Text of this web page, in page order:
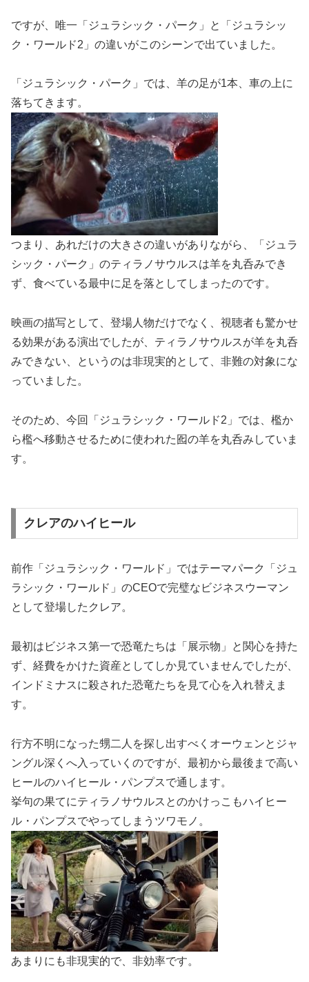
ですが、唯一「ジュラシック・パーク」と「ジュラシッ
ク・ワールド2」の違いがこのシーンで出ていました。
「ジュラシック・パーク」では、羊の足が1本、車の上に
落ちてきます。
つまり、あれだけの大きさの違いがありながら、「ジュラ
シック・パーク」のティラノサウルスは羊を丸呑みでき
ず、食べている最中に足を落としてしまったのです。
映画の描写として、登場人物だけでなく、視聴者も驚かせ
る効果がある演出でしたが、ティラノサウルスが羊を丸呑
みできない、というのは非現実的として、非難の対象にな
っていました。
そのため、今回「ジュラシック・ワールド2」では、檻か
ら檻へ移動させるために使われた囮の羊を丸呑みしていま
す。
クレアのハイヒール
前作「ジュラシック・ワールド」ではテーマパーク「ジュ
ラシック・ワールド」のCEOで完璧なビジネスウーマン
として登場したクレア。
最初はビジネス第一で恐竜たちは「展示物」と関心を持た
ず、経費をかけた資産としてしか見ていませんでしたが、
インドミナスに殺された恐竜たちを見て心を入れ替えま
す。
行方不明になった甥二人を探し出すべくオーウェンとジャ
ングル深くへ入っていくのですが、最初から最後まで高い
ヒールのハイヒール・パンプスで通します。
挙句の果てにティラノサウルスとのかけっこもハイヒー
ル・パンプスでやってしまうツワモノ。
あまりにも非現実的で、非効率です。